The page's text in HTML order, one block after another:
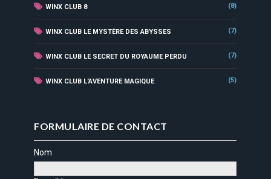
WINX CLUB 8 (8)
WINX CLUB LE MYSTÈRE DES ABYSSES (7)
WINX CLUB LE SECRET DU ROYAUME PERDU (7)
WINX CLUB L'AVENTURE MAGIQUE (5)
FORMULAIRE DE CONTACT
Nom